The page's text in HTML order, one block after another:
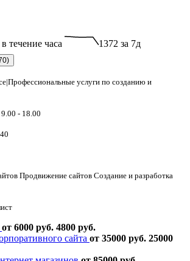
течение часа
1372 за 7д
услуги по созданию и
- 18.00
Продвижение сайтов Создание и разработка
от 6000 руб. 4800 руб.
сайта от 35000 руб. 25000